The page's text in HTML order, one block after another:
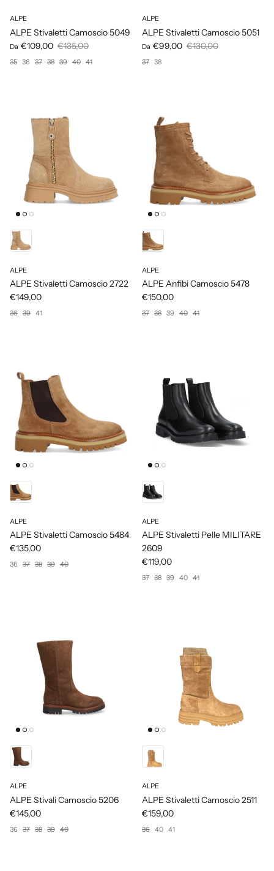
ALPE
ALPE Stivaletti Camoscio 5049
Da €109,00 €135,00
35 36 37 38 39 40 41
ALPE
ALPE Stivaletti Camoscio 5051
Da €99,00 €130,00
37 38
ALPE
ALPE Stivaletti Camoscio 2722
€149,00
36 39 41
ALPE
ALPE Anfibi Camoscio 5478
€150,00
37 38 39 40 41
ALPE
ALPE Stivaletti Camoscio 5484
€135,00
36 37 38 39 40
ALPE
ALPE Stivaletti Pelle MILITARE
2609
€119,00
37 38 39 40 41
ALPE
ALPE Stivali Camoscio 5206
€145,00
36 37 38 39 40
ALPE
ALPE Stivaletti Camoscio 2511
€159,00
36 40 41